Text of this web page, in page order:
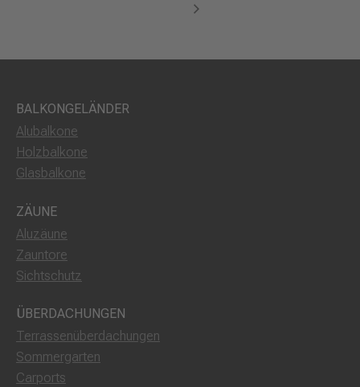
BALKONGELÄNDER
Alubalkone
Holzbalkone
Glasbalkone
ZÄUNE
Aluzäune
Zauntore
Sichtschutz
ÜBERDACHUNGEN
Terrassenüberdachungen
Sommergarten
Carports